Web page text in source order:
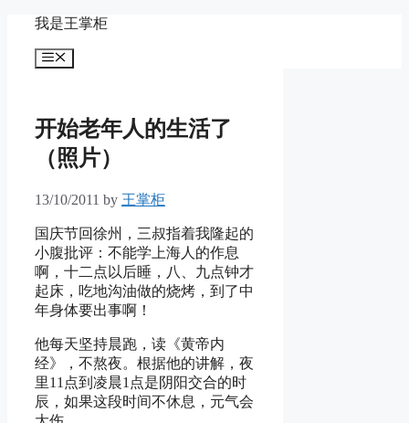
content
我是王掌柜
Menu
开始老年人的生活了
（照片）
13/10/2011 by 王掌柜
国庆节回徐州，三叔指着我隆起的
小腹批评：不能学上海人的作息
啊，十二点以后睡，八、九点钟才
起床，吃地沟油做的烧烤，到了中
年身体要出事啊！
他每天坚持晨跑，读《黄帝内
经》，不熬夜。根据他的讲解，夜
里11点到凌晨1点是阴阳交合的时
辰，如果这段时间不休息，元气会